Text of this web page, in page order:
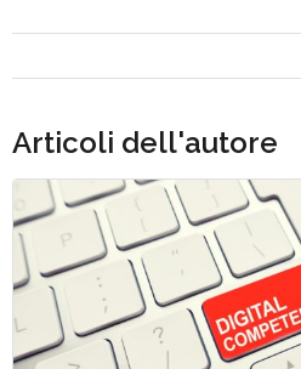
Articoli dell'autore